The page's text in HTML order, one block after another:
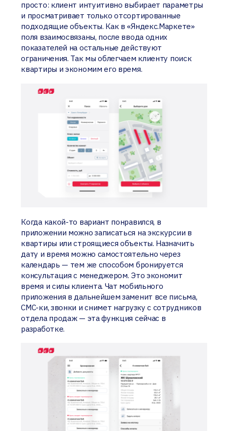
просто: клиент интуитивно выбирает параметры
и просматривает только отсортированные
подходящие объекты. Как в «Яндекс.Маркете»
поля взаимосвязаны, после ввода одних
показателей на остальные действуют
ограничения. Так мы облегчаем клиенту поиск
квартиры и экономим его время.
Когда какой-то вариант понравился, в
приложении можно записаться на экскурсии в
квартиры или строящиеся объекты. Назначить
дату и время можно самостоятельно через
календарь — тем же способом бронируется
консультация с менеджером. Это экономит
время и силы клиента. Чат мобильного
приложения в дальнейшем заменит все письма,
СМС-ки, звонки и снимет нагрузку с сотрудников
отдела продаж — эта функция сейчас в
разработке.